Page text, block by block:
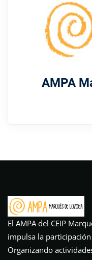
AMPA
El AMPA del CEIP
impulsa la
Organizando